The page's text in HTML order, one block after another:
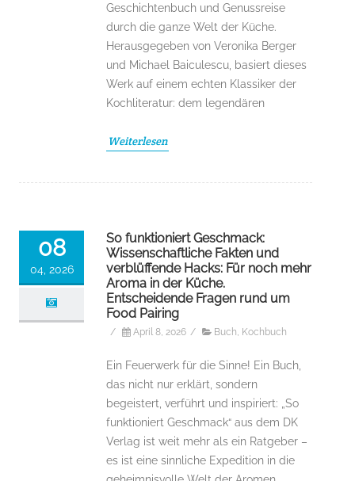
Geschichtenbuch und Genussreise
durch die ganze Welt der Küche.
Herausgegeben von Veronika Berger
und Michael Baiculescu, basiert dieses
Werk auf einem echten Klassiker der
Kochliteratur: dem legendären
Weiterlesen
08
04, 2026
So funktioniert Geschmack:
Wissenschaftliche Fakten und
verblüffende Hacks: Für noch mehr
Aroma in der Küche.
Entscheidende Fragen rund um
Food Pairing
/ April 8, 2026 / Buch, Kochbuch
Ein Feuerwerk für die Sinne! Ein Buch,
das nicht nur erklärt, sondern
begeistert, verführt und inspiriert: „So
funktioniert Geschmack“ aus dem DK
Verlag ist weit mehr als ein Ratgeber –
es ist eine sinnliche Expedition in die